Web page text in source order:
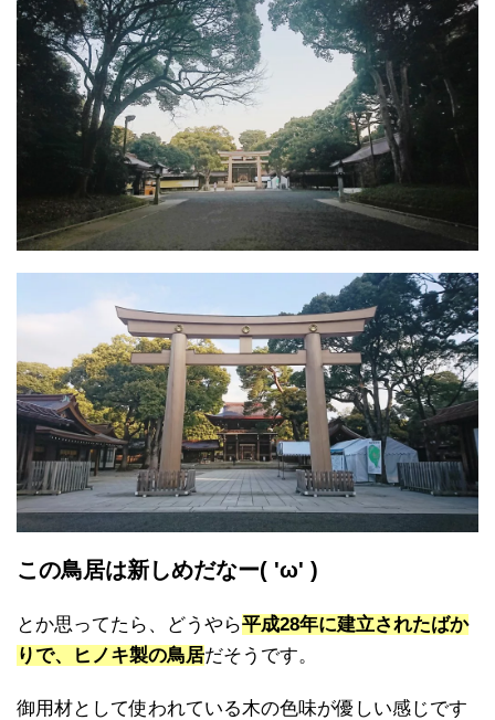
この鳥居は新しめだなー( 'ω' )
とか思ってたら、どうやら平成28年に建立されたばか
りで、ヒノキ製の鳥居だそうです。
御用材として使われている木の色味が優しい感じです